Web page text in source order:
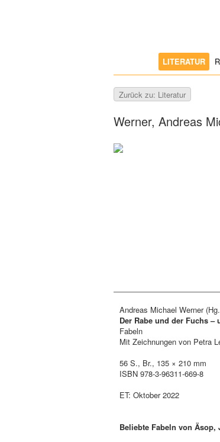
LITERATUR
Zurück zu: Literatur
Werner, Andreas
Andreas Michael Werner
Der Rabe und der Fuchs –
Fabeln
Mit Zeichnungen von Petra
56 S., Br., 135 × 210 mm
ISBN 978-3-96311-669-8
ET: Oktober 2022
Beliebte Fabeln von Äsop,